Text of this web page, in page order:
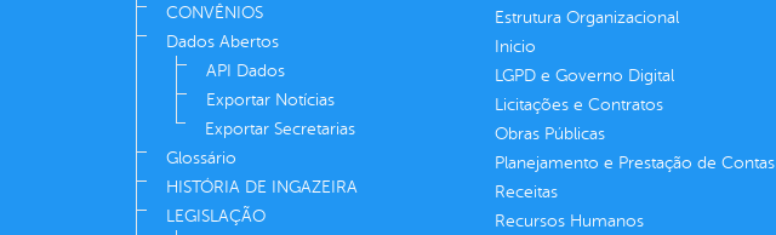
CONVÊNIOS
Dados Abertos
API Dados
Exportar Notícias
Exportar Secretarias
Glossário
HISTÓRIA DE INGAZEIRA
LEGISLAÇÃO
Estrutura Organizacional
Inicio
LGPD e Governo Digital
Licitações e Contratos
Obras Públicas
Planejamento e Prestação de Contas
Receitas
Recursos Humanos